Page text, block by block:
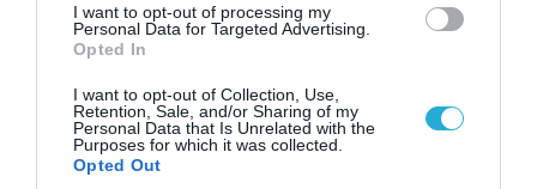
I want to opt-out of processing my
Personal Data for Targeted Advertising.
Opted In
I want to opt-out of Collection, Use,
Retention, Sale, and/or Sharing of my
Personal Data that Is Unrelated with the
Purposes for which it was collected.
Opted Out